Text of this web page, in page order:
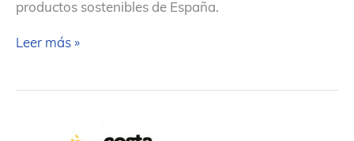
productos sostenibles de España.
Eurobanan
su
Leer más »